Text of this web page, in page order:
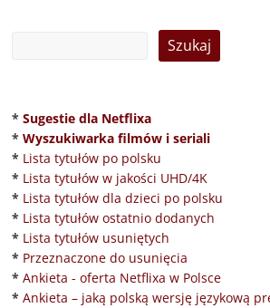
* Sugestie dla Netflixa
* Wyszukiwarka filmów i seriali
* Lista tytułów po polsku
* Lista tytułów w jakości UHD/4K
* Lista tytułów dla dzieci po polsku
* Lista tytułów ostatnio dodanych
* Lista tytułów usuniętych
* Przeznaczone do usunięcia
* Ankieta - oferta Netflixa w Polsce
* Ankieta – jaką polską wersję językową